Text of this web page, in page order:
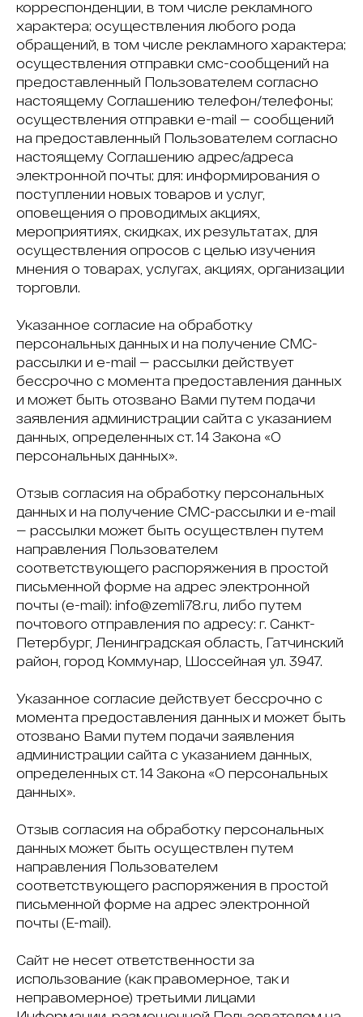
корреспонденции, в том числе рекламного
характера; осуществления любого рода
обращений, в том числе рекламного характера;
осуществления отправки смс-сообщений на
предоставленный Пользователем согласно
настоящему Соглашению телефон/телефоны;
осуществления отправки e-mail — сообщений
на предоставленный Пользователем согласно
настоящему Соглашению адрес/адреса
электронной почты; для: информирования о
поступлении новых товаров и услуг,
оповещения о проводимых акциях,
мероприятиях, скидках, их результатах, для
осуществления опросов с целью изучения
мнения о товарах, услугах, акциях, организации
торговли.
Указанное согласие на обработку
персональных данных и на получение СМС-
рассылки и e-mail — рассылки действует
бессрочно с момента предоставления данных
и может быть отозвано Вами путем подачи
заявления администрации сайта с указанием
данных, определенных ст. 14 Закона «О
персональных данных».
Отзыв согласия на обработку персональных
данных и на получение СМС-рассылки и e-mail
— рассылки может быть осуществлен путем
направления Пользователем
соответствующего распоряжения в простой
письменной форме на адрес электронной
почты (e-mail): info@zemli78.ru, либо путем
почтового отправления по адресу: г. Санкт-
Петербург, Ленинградская область, Гатчинский
район, город Коммунар, Шоссейная ул. 3947.
Указанное согласие действует бессрочно с
момента предоставления данных и может быть
отозвано Вами путем подачи заявления
администрации сайта с указанием данных,
определенных ст. 14 Закона «О персональных
данных».
Отзыв согласия на обработку персональных
данных может быть осуществлен путем
направления Пользователем
соответствующего распоряжения в простой
письменной форме на адрес электронной
почты (E-mail).
Сайт не несет ответственности за
использование (как правомерное, так и
неправомерное) третьими лицами